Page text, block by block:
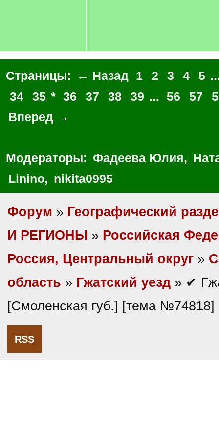
Страницы: ← Назад 1 2 3 4 5
34
35 * 36 37 38 39 ... 56 57
Вперед →
Модераторы: Фадеева Юлия,
Linino, nikita0995
Форум » Географический
И РЕГИОНЫ » Российская
Россия, Центральный округ »
область » Гжатский уезд » ✔
[Смоленская губ.] [тема №74818]
RSS